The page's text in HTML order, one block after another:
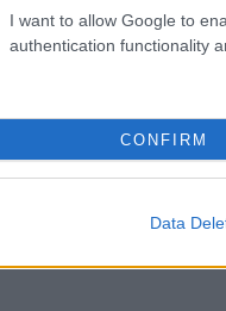
I want to allow Google to
authentication functionality
CONFIRM
Data